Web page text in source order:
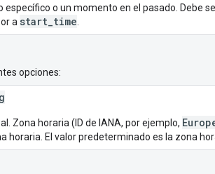
específico o un momento en el pasado. Debe
a start_time
opciones:
Zona horaria (ID de IANA, por ejemplo,
horaria. El valor predeterminado es la zona